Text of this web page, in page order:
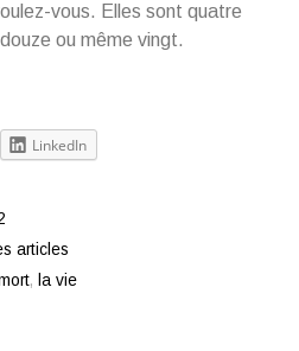
vous. Elles sont quatre
ou même vingt.
LinkedIn
articles
, la vie